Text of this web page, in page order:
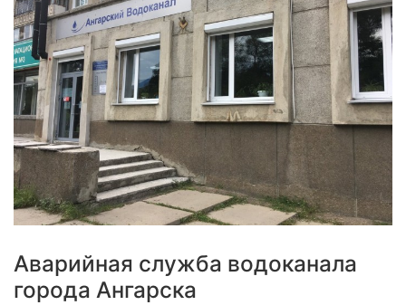
Аварийная служба водоканала
города Ангарска